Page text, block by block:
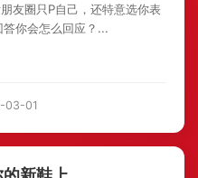
友圈只P自己，还特意选你表
你会怎么回应？...
03-01